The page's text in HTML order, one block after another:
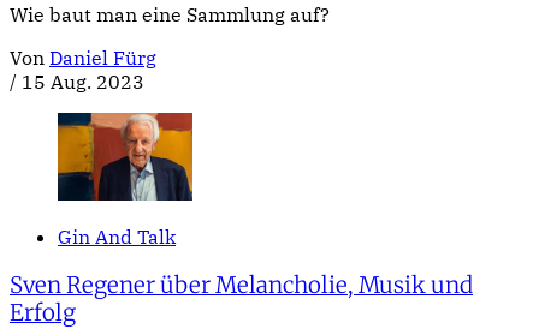
Wie baut man eine Sammlung auf?
Von Daniel Fürg
/ 15 Aug. 2023
Gin And Talk
Sven Regener über Melancholie, Musik und
Erfolg